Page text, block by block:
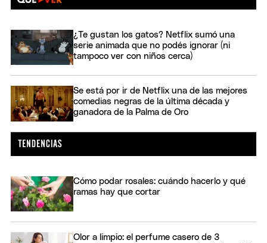
¿Te gustan los gatos? Netflix sumó una
serie animada que no podés ignorar (ni
tampoco ver con niños cerca)
Se está por ir de Netflix una de las mejores
comedias negras de la última década y
ganadora de la Palma de Oro
Cómo podar rosales: cuándo hacerlo y qué
ramas hay que cortar
Olor a limpio: el perfume casero de 3